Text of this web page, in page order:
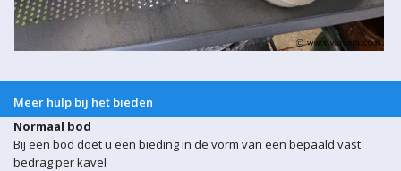
Meer hulp bij het bieden
Normaal bod
Bij een bod doet u een bieding in de vorm van een bepaald vast
bedrag per kavel